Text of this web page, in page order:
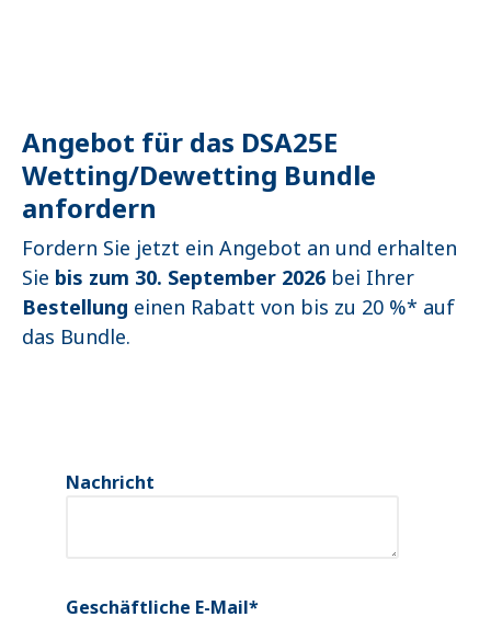
Angebot für das DSA25E
Wetting/Dewetting Bundle
anfordern
Fordern Sie jetzt ein Angebot an und erhalten
Sie bis zum 30. September 2026 bei Ihrer
Bestellung einen Rabatt von bis zu 20 %* auf
das Bundle.
Nachricht
Geschäftliche E-Mail*